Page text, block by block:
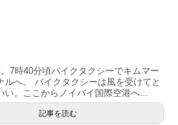
7時40分頃バイクタクシーでキムマー
ルへ。 バイクタクシーは風を受けてと
い。ここからノイバイ国際空港へ...
記事を読む